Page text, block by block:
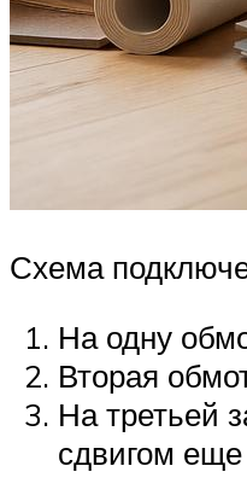
Схема
На одну
Вторая
На третьей
сдвигом еще